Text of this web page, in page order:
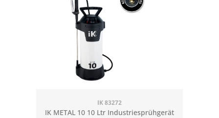
IK 83272
IK METAL 10 10 Ltr Industriesprühgerät